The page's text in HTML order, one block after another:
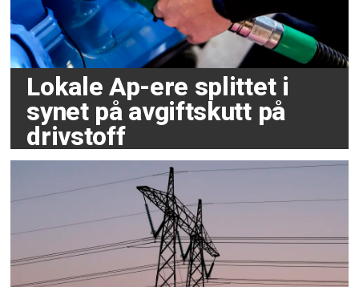
Lokale Ap-ere splittet i
synet på avgiftskutt på
drivstoff